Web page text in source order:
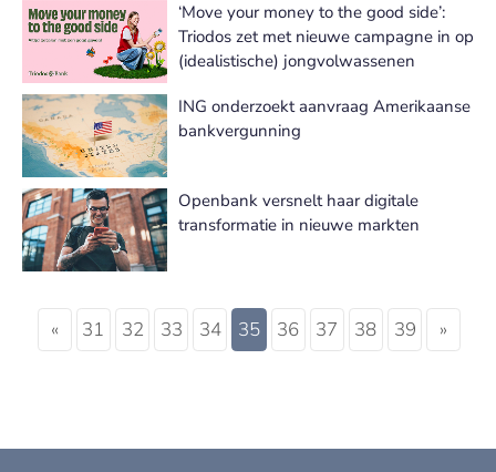
‘Move your money to the good side’:
Triodos zet met nieuwe campagne in op
(idealistische) jongvolwassenen
ING onderzoekt aanvraag Amerikaanse
bankvergunning
Openbank versnelt haar digitale
transformatie in nieuwe markten
« 31 32 33 34 35 36 37 38 39 »